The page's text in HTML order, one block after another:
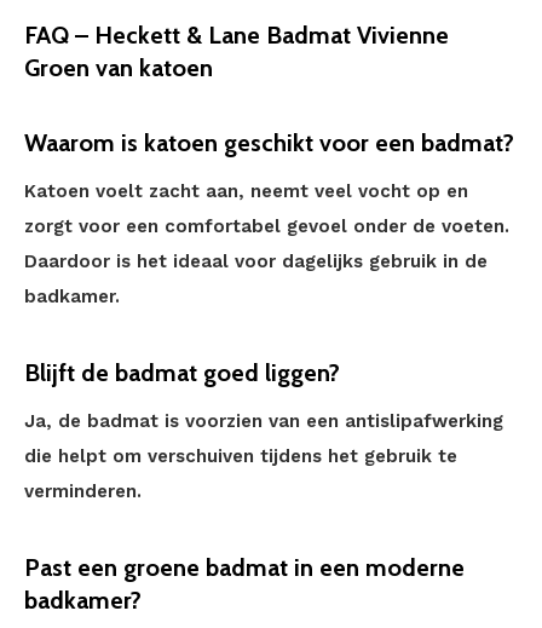
FAQ – Heckett & Lane Badmat Vivienne
Groen van katoen
Waarom is katoen geschikt voor een badmat?
Katoen voelt zacht aan, neemt veel vocht op en
zorgt voor een comfortabel gevoel onder de voeten.
Daardoor is het ideaal voor dagelijks gebruik in de
badkamer.
Blijft de badmat goed liggen?
Ja, de badmat is voorzien van een antislipafwerking
die helpt om verschuiven tijdens het gebruik te
verminderen.
Past een groene badmat in een moderne
badkamer?